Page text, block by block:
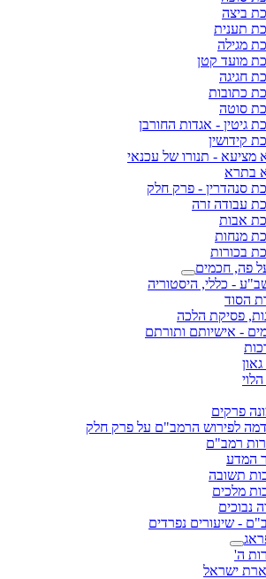
ביצה
תענית
מגילה
מועד קטן
חגיגה
כתובות
סוטה
גיטין - אגדות החורבן
קידושין
מציעא - תנורו של עכנאי
בתרא
סנהדרין - פרק חלק
עבודה זרה
אבות
מנחות
בכורות
פה, חכמים
- כללי, היסטוריה
הסוד
פסיקת הלכה
- אישיותם ותורתם
פרקים
לפירוש הרמב"ם על פרק חלק
רמב"ם
המדע
תשובה
מלכים
נבוכים
- שיעורים נפרדים
ה'
ישראל